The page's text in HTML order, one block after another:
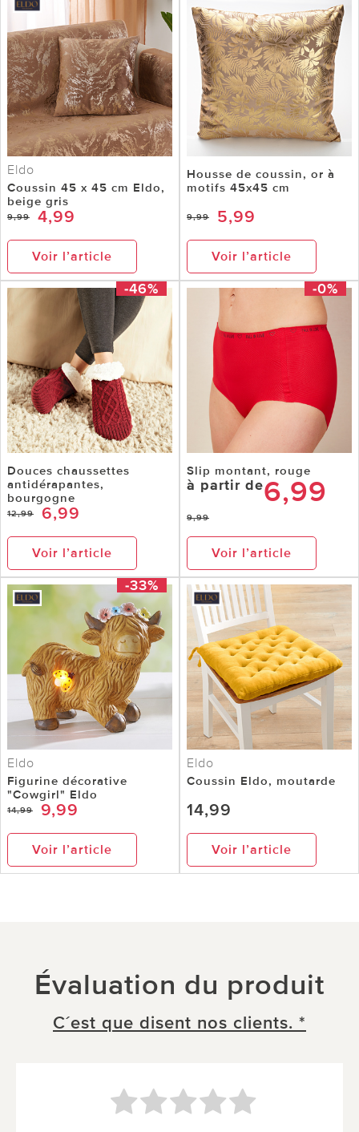
Eldo
Coussin 45 x 45 cm Eldo,
beige gris
9,99 4,99
Voir l’article
Housse de coussin, or à
motifs 45x45 cm
9,99 5,99
Voir l’article
-46%
Douces chaussettes
antidérapantes,
bourgogne
12,99 6,99
Voir l’article
-0%
Slip montant, rouge
à partir de6,99
9,99
Voir l’article
-33%
Eldo
Figurine décorative
"Cowgirl" Eldo
14,99 9,99
Voir l’article
Eldo
Coussin Eldo, moutarde
14,99
Voir l’article
Évaluation du produit
C´est que disent nos clients. *